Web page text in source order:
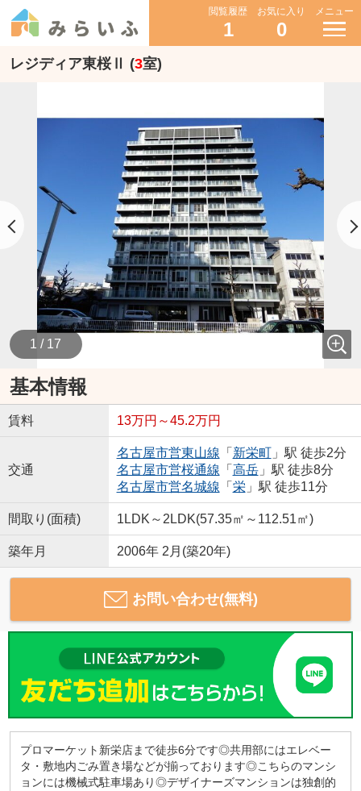
閲覧履歴
1
お気に入り
0
メニュー
レジディア東桜Ⅱ (3室)
1 / 17
基本情報
賃料 13万円～45.2万円
交通
名古屋市営東山線 「 新栄町」駅 徒歩2分
名古屋市営桜通線 「 高岳」駅 徒歩8分
名古屋市営名城線 「 栄」駅 徒歩11分
間取り(面積) 1LDK～2LDK(57.35㎡～112.51㎡)
築年月 2006年 2月(築20年)
お問い合わせ(無料)
プロマーケット新栄店まで徒歩6分です◎共用部にはエレベー
タ・敷地内ごみ置き場などが揃っております◎こちらのマンシ
ョンには機械式駐車場あり◎デザイナーズマンションは独創的